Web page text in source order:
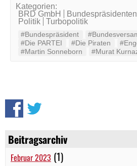
Beitragsarchiv
Februar 2023 (1)
Kategorien:
BRD GmbH
Politik
Turbopolitik
#Bundespräsident
#Die PARTEI
#Die Piraten
#Martin Sonneborn
#Murat